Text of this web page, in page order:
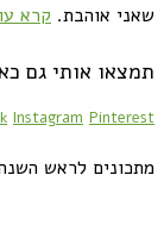
שאני אוהבת. קרא
תמצאו אותי גם
Instagram Pinterest
מתכונים לראש